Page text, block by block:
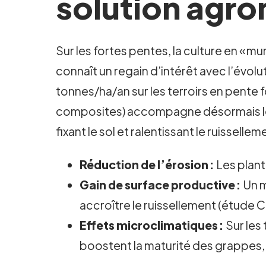
Sur les fortes pentes, la culture en «
connaît un regain d’intérêt avec
tonnes/ha/an sur les terroirs en pente
composites) accompagne désormais
fixant le sol et ralentissant le
Réduction de l’érosion : Les
Gain de surface productive : Un
accroître le ruissellement (étude
Effets microclimatiques : Sur
boostent la maturité des